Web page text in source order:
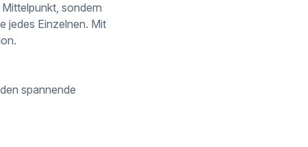
sondern
jedes Einzelnen. Mit
spannende